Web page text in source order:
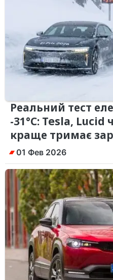
Реальний тест
-31°C: Tesla, Lucid
краще тримає
01 Фев 2026